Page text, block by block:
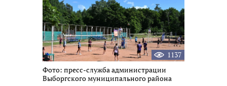
1137
Фото: пресс-служба администрации
Выборгского муниципального района